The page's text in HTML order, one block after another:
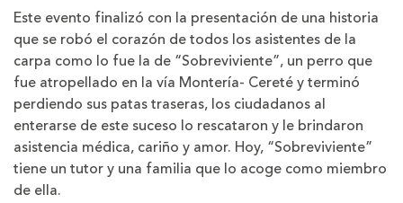
Este evento finalizó con la presentación de una historia
que se robó el corazón de todos los asistentes de la
carpa como lo fue la de “Sobreviviente”, un perro que
fue atropellado en la vía Montería- Cereté y terminó
perdiendo sus patas traseras, los ciudadanos al
enterarse de este suceso lo rescataron y le brindaron
asistencia médica, cariño y amor. Hoy, “Sobreviviente”
tiene un tutor y una familia que lo acoge como miembro
de ella.